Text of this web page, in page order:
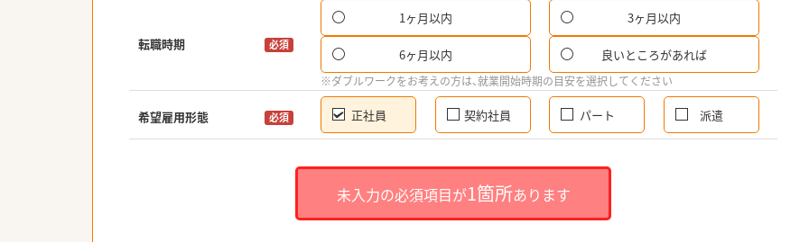
転職時期 必須
1ヶ月以内 3ヶ月以内
6ヶ月以内 良いところがあれば
※ダブルワークをお考えの方は、就業開始時期の目安を選択してください
希望雇用形態 必須 正社員 契約社員 パート 派遣
未入力の必須項目が1箇所あります